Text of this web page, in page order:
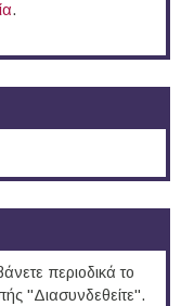
.
περιοδικά το
"Διασυνδεθείτε".